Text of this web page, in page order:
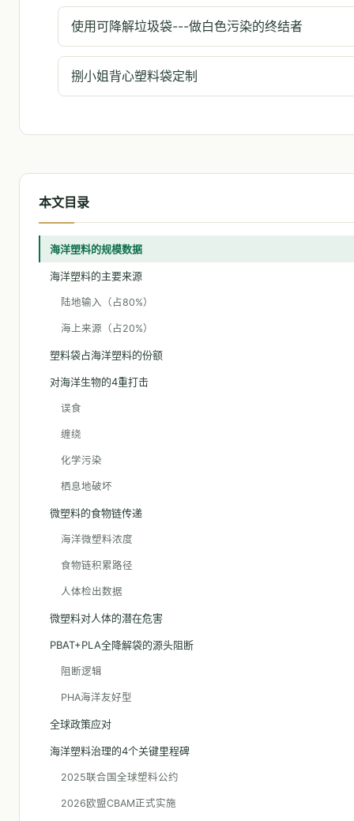
使用可降解垃圾袋---做白色污染的终结者
捌小姐背心塑料袋定制
本文目录
海洋塑料的规模数据
海洋塑料的主要来源
陆地输入（占80%）
海上来源（占20%）
塑料袋占海洋塑料的份额
对海洋生物的4重打击
误食
缠绕
化学污染
栖息地破坏
微塑料的食物链传递
海洋微塑料浓度
食物链积累路径
人体检出数据
微塑料对人体的潜在危害
PBAT+PLA全降解袋的源头阻断
阻断逻辑
PHA海洋友好型
全球政策应对
海洋塑料治理的4个关键里程碑
2025联合国全球塑料公约
2026欧盟CBAM正式实施